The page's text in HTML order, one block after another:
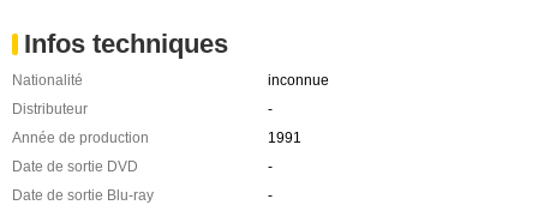
Infos techniques
Nationalité
inconnue
Distributeur
-
Année de production
1991
Date de sortie DVD
-
Date de sortie Blu-ray
-